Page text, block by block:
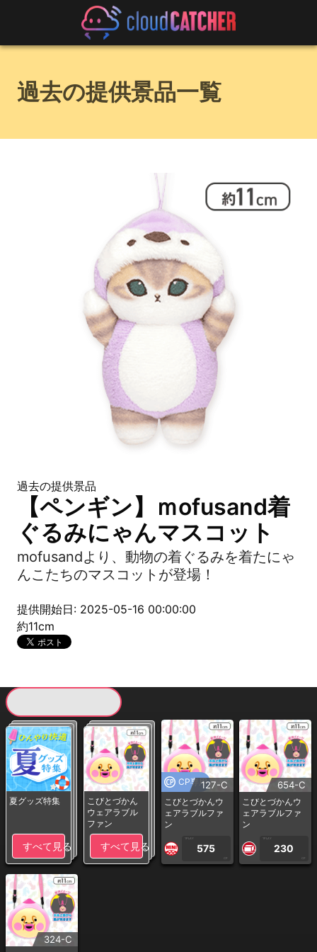
過去の提供景品一覧
過去の提供景品
【ペンギン】ｍofusand着
ぐるみにゃんマスコット
mofusandより、動物の着ぐるみを着たにゃ
んこたちのマスコットが登場！
提供開始日: 2025-05-16 00:00:00
約11cm
夏グッズ特集
すべて見る
こびとづかん
ウェアラブル
ファン
すべて見る
CP専用127-C
こびとづかんウ
ェアラブルファ
ン
1PLAY
575
CP
654-C
こびとづかんウ
ェアラブルファ
ン
1PLAY
230
CP
324-C